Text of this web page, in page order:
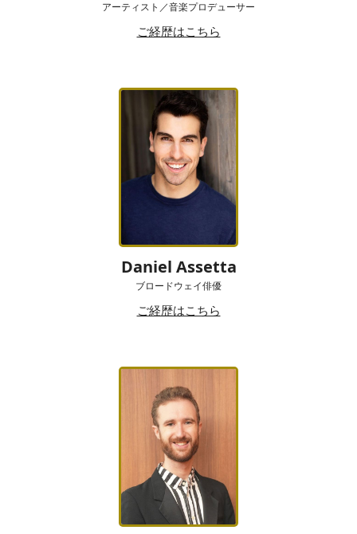
アーティスト／音楽プロデューサー
ご経歴はこちら
Daniel Assetta
ブロードウェイ俳優
ご経歴はこちら